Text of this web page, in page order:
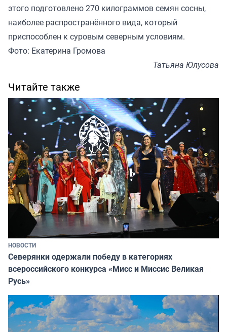
этого подготовлено 270 килограммов семян сосны,
наиболее распространённого вида, который
приспособлен к суровым северным условиям.
Фото: Екатерина Громова
Татьяна Юлусова
Читайте также
НОВОСТИ
Северянки одержали победу в категориях
всероссийского конкурса «Мисс и Миссис Великая
Русь»